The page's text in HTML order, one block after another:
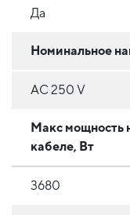
Да
Номинальное
AC 250 V
Макс мощность
кабеле, Вт
3680